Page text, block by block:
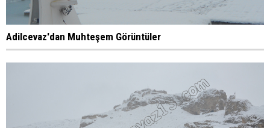
Adilcevaz'dan Muhteşem Görüntüler